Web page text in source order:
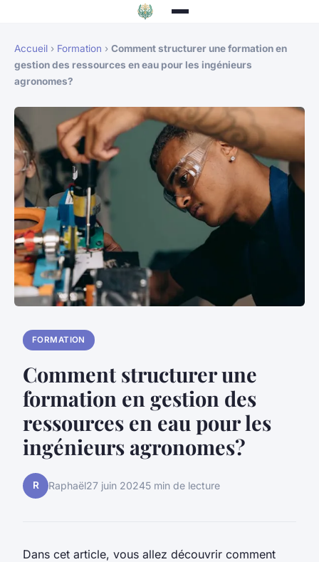
Accueil › Formation › Comment structurer une formation en
gestion des ressources en eau pour les ingénieurs
agronomes?
FORMATION
Comment structurer une
formation en gestion des
ressources en eau pour les
ingénieurs agronomes?
R Raphaël27 juin 20245 min de lecture
Dans cet article, vous allez découvrir comment